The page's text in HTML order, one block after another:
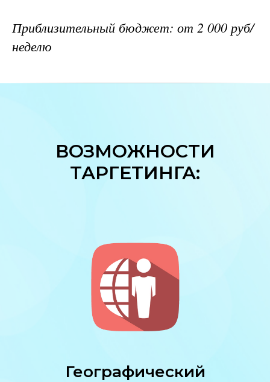
Приблизительный бюджет: от 2 000 руб/
неделю
ВОЗМОЖНОСТИ
ТАРГЕТИНГА:
Географический